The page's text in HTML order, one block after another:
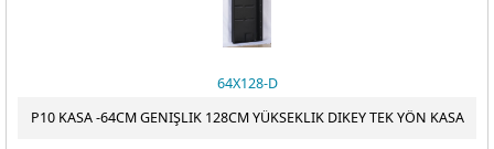
64X128-D
P10 KASA -64CM GENIŞLIK 128CM YÜKSEKLIK DIKEY TEK YÖN KASA